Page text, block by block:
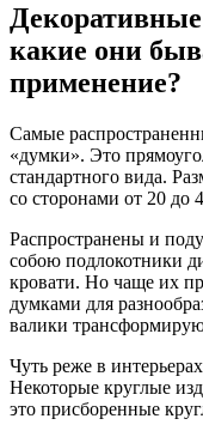
какие они
применение?
Самые
«думки». Это
стандартного вида.
со сторонами от 20 до
Распространены и
собою подлокотники
кровати. Но чаще их
думками для
валики
Чуть реже в
Некоторые круглые
это присборенные